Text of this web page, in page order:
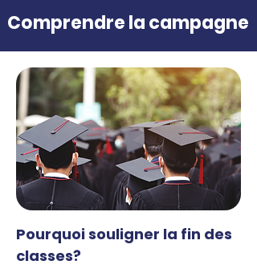
Comprendre la campagne
Pourquoi souligner la fin des
classes?